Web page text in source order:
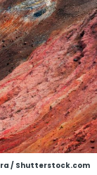
/ Shutterstock.com